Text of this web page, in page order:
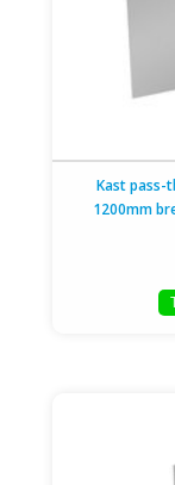
Kast pass-
1200mm